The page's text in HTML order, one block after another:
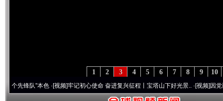
10
9
8
7
6
5
4
3
2
1
”本色·[视频]牢记初心使命 奋进复兴征程丨宝塔山下好光景..·[视频]因党而生 为党